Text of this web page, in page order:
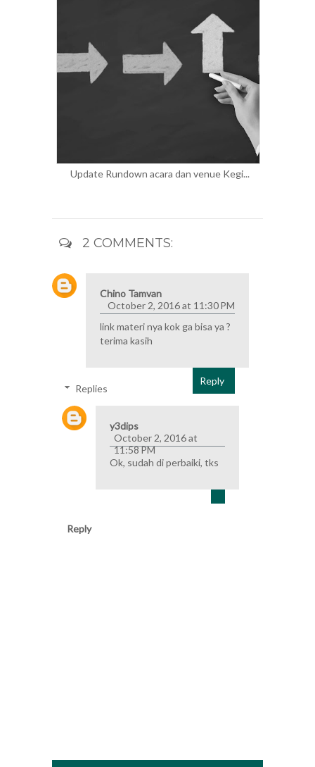
Update Rundown acara dan venue Kegi...
2 COMMENTS:
Chino Tamvan
October 2, 2016 at 11:30 PM
link materi nya kok ga bisa ya ?
terima kasih
Reply
Replies
y3dips
October 2, 2016 at
11:58 PM
Ok, sudah di perbaiki, tks
Reply